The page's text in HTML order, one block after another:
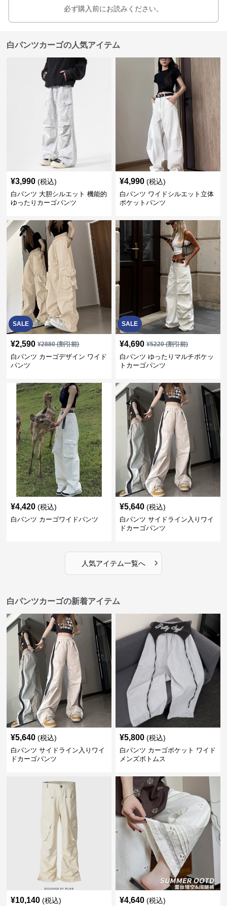
必ず購入前にお読みください。
白パンツカーゴの人気アイテム
¥3,990 (税込)
白パンツ 大胆シルエット 機能的
ゆったりカーゴパンツ
¥4,990 (税込)
白パンツ ワイドシルエット立体
ポケットパンツ
SALE
¥2,590 ¥2880(割引前)
白パンツ カーゴデザイン ワイド
パンツ
SALE
¥4,690 ¥5220(割引前)
白パンツ ゆったりマルチポケッ
トカーゴパンツ
¥4,420 (税込)
白パンツ カーゴワイドパンツ
¥5,640 (税込)
白パンツ サイドライン入りワイ
ドカーゴパンツ
人気アイテム一覧へ ›
白パンツカーゴの新着アイテム
¥5,640 (税込)
白パンツ サイドライン入りワイ
ドカーゴパンツ
¥5,800 (税込)
白パンツ カーゴポケット ワイド
メンズボトムス
¥10,140 (税込) ¥4,640 (税込)